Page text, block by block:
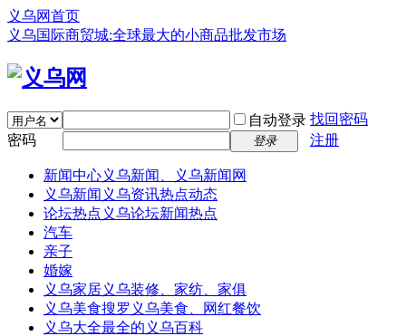
义乌网首页
义乌国际商贸城:全球最大的小商品批发市场
自动登录 找回密码
密码
登录 注册
新闻中心义乌新闻、义乌新闻网
义乌新闻 义乌资讯热点动态
论坛热点 义乌论坛新闻热点
汽车
亲子
婚嫁
义乌家居义乌装修、家纺、家俱
义乌美食搜罗义乌美食、网红餐饮
义乌大全最全的义乌百科